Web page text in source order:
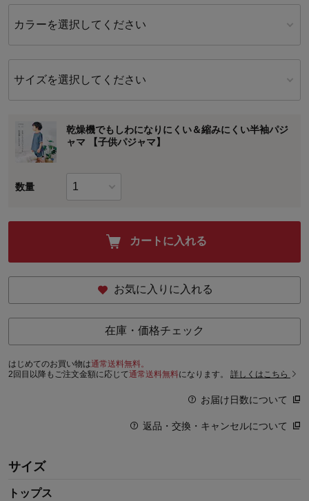
カラーを選択してください
サイズを選択してください
乾燥機でもしわになりにくい＆縮みにくい半袖パジ
ャマ 【子供パジャマ】
数量
カートに入れる
お気に入りに入れる
在庫・価格チェック
はじめてのお買い物は通常送料無料。
2回目以降もご注文金額に応じて通常送料無料になります。 詳しくはこちら
お届け日数について
返品・交換・キャンセルについて
サイズ
トップス